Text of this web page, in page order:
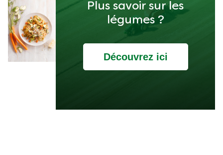
Plus savoir sur les
légumes ?
Découvrez ici